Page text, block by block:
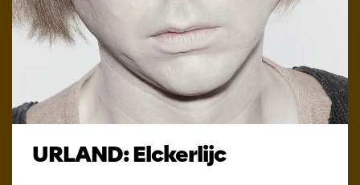
URLAND: Elckerlijc